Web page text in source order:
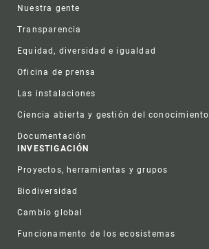
Nuestra gente
Transparencia
Equidad, diversidad e igualdad
Oficina de prensa
Las instalaciones
Ciencia abierta y gestión del conocimiento
Documentación
INVESTIGACIÓN
Proyectos, herramientas y grupos
Biodiversidad
Cambio global
Funcionamento de los ecosistemas